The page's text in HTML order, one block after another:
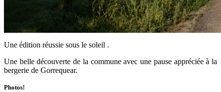
Une édition réussie sous le soleil .
Une belle découverte de la commune avec une pause appréciée à la
bergerie de Gorrequear.
Photos!